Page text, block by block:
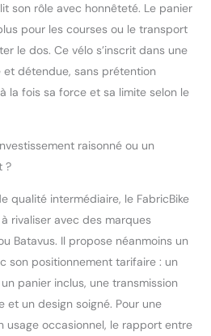
son rôle avec honnêteté. Le panier
pour les courses ou le transport
le dos. Ce vélo s’inscrit dans une
détendue, sans prétention
la fois sa force et sa limite selon le
raisonné ou un
?
qualité intermédiaire, le FabricBike
rivaliser avec des marques
Batavus. Il propose néanmoins un
son positionnement tarifaire : un
panier inclus, une transmission
et un design soigné. Pour une
usage occasionnel, le rapport entre